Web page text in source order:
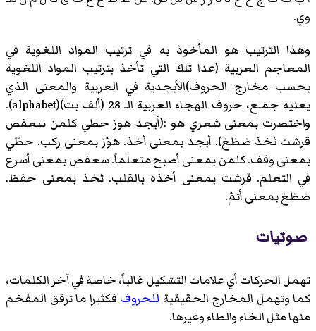
وي.
وهذا الترتيب هو المأخوذ به في ترتيب المواد اللغوية في
المعاجم العربية (عدا تلك التي تأخذ بترتيب المواد اللغوية
بحسب مخارج الحروف)الأبجدية في العربية والمعنى الذي
يعنيه جمـع، حروف الهجاء العربية الـ 28 (ألف بت)(alphabet).
واختصرت بمعنى شعري هو :(أبجد هوز حطي كلمن سعفص
قرشت ثخذ ضظغ). أبجد بمعنى أخذ. هوّز بمعنى ركب. حطّي
بمعنى وقف. كلمن بمعنى أصبح متعلماً. سعفص بمعنى أسرع
في التعلم. قرشت بمعنى أخذه بالقلب. ثخذ بمعنى حفظ.
ضظغ بمعنى أتمّ.
صوتيات
تهمل الحركات أي علامات التشكيل غالباً، خاصة في آخر الكلمات،
كما وتهمل المخارج الحقيقية للحروف فكثيرا ما ترقق المفخم
منها مثل الخاء والطاء وغيرها.